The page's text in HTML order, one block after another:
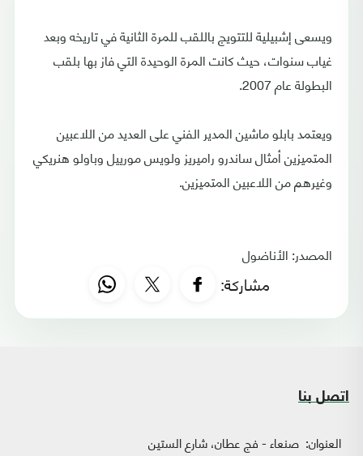
ويسعى إشبيلية للتتويج باللقب للمرة الثانية في تاريخه وبعد
غياب سنوات، حيث كانت المرة الوحيدة التي فاز بها بلقب
البطولة عام 2007.
ويعتمد بابلو ماشين المدير الفني على العديد من اللاعبين
المتميزين أمثال ساندرو راميريز ولويس مورييل وباولو هنريكي
وغيرهم من اللاعبين المتميزين.
المصدر: الأناضول
مشاركة:
اتصل بنا
العنوان: صنعاء - فج عطان، شارع الستين